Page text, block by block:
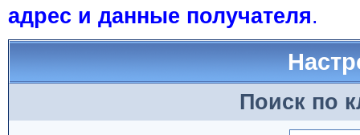
адрес и данные получателя.
Поиск по